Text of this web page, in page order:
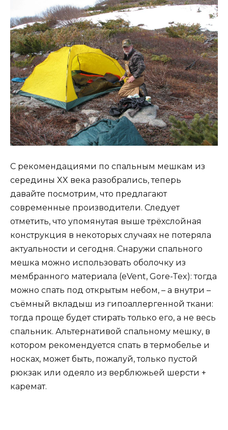
С рекомендациями по спальным мешкам из
середины XX века разобрались, теперь
давайте посмотрим, что предлагают
современные производители. Следует
отметить, что упомянутая выше трёхслойная
конструкция в некоторых случаях не потеряла
актуальности и сегодня. Снаружи спального
мешка можно использовать оболочку из
мембранного материала (eVent, Gore-Tex): тогда
можно спать под открытым небом, – а внутри –
съёмный вкладыш из гипоаллергенной ткани:
тогда проще будет стирать только его, а не весь
спальник. Альтернативой спальному мешку, в
котором рекомендуется спать в термобелье и
носках, может быть, пожалуй, только пустой
рюкзак или одеяло из верблюжьей шерсти +
каремат.